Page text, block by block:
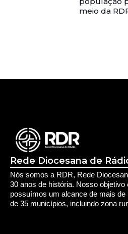
meio da
Rede Diocesana de
Nós somos a RDR, Rede
30 anos de história. Nosso
possuímos um alcance de mais
de 35 municípios, incluindo zona